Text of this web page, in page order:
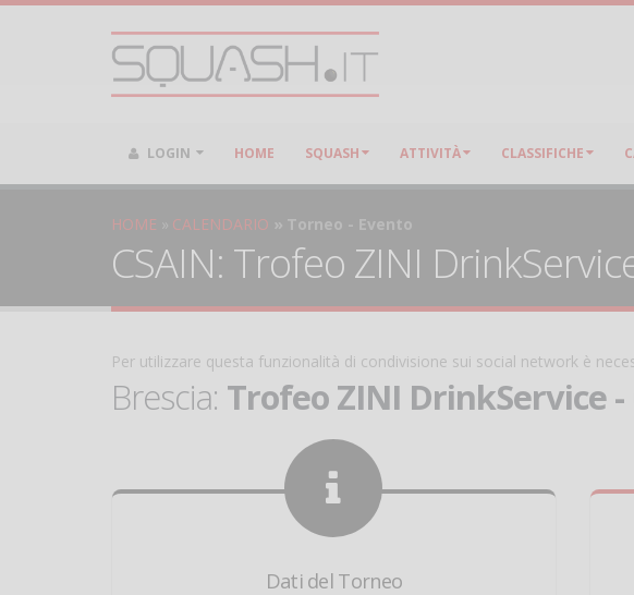
LOGIN HOME SQUASH ATTIVITÀ CLASSIFICHE
HOME CALENDARIO Torneo - Evento
CSAIN: Trofeo ZINI
Per utilizzare questa funzionalità di condivisione sui social network è
Brescia: Trofeo ZINI DrinkService -
Dati del Torneo